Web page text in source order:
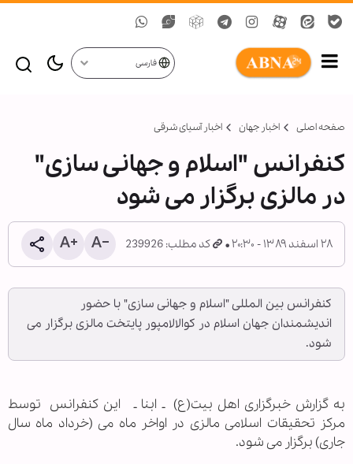
فارسی
صفحه اصلی اخبار جهان اخبار آسیای شرقی
کنفرانس "اسلام و جهانی سازی"
در مالزی برگزار می شود
۲۸ اسفند ۱۳۸۹ - ۲۰:۳۰ کد مطلب: 239926
کنفرانس بین المللی "اسلام و جهانی سازی" با حضور
اندیشمندان جهان اسلام در کوالالامپور پایتخت مالزی برگزار می
شود.
به گزارش خبرگزاری اهل بیت(ع) ـ ابنا ـ این کنفرانس توسط
مرکز تحقیقات اسلامی مالزی در اواخر ماه می (خرداد ماه سال
جاری) برگزار می شود.